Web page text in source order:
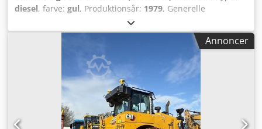
diesel, farve: gul, Produktionsår: 1979, Generelle
oplysninger Produktionsår: 1979 Modelår: 1979
Serienummer: 20X1733 Tekniske oplysninger Antal
cylindre: 6 Drivsystem: Bæltekøretøj Egenvægt: 14.000 kg
Stand Generel stand: gennemsnitlig Credpfx Agjun Rlqetef
Teknisk stand: god Visuel stand: dårlig Finansielle
oplysninger Pris: Efter anmodning Yderligere oplysninger
Kontakt Ernst van Hek for yderligere information.
Annoncer